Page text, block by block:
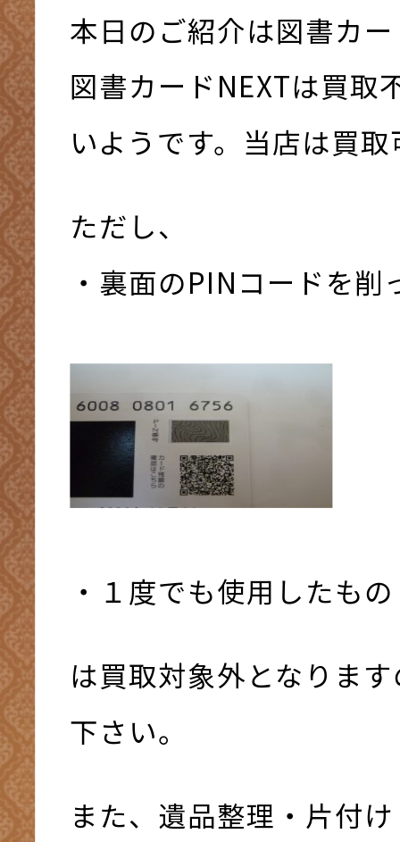
本日のご紹介は図書カ
図書カードNEXTは買取
いようです。当店は買
ただし、
・裏面のPINコードを削
・１度でも使用したもの
は買取対象外となりま
下さい。
また、遺品整理・片付